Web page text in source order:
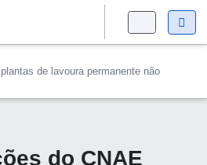
de lavoura permanente não
do CNAE